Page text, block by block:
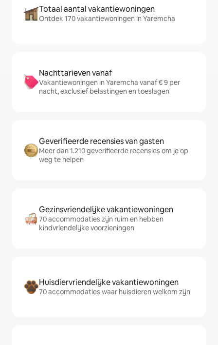
Totaal aantal vakantiewoningen
Ontdek 170 vakantiewoningen in Yaremcha
Nachttarieven vanaf
Vakantiewoningen in Yaremcha vanaf € 9 per
nacht, exclusief belastingen en toeslagen
Geverifieerde recensies van gasten
Meer dan 1.210 geverifieerde recensies om je op
weg te helpen
Gezinsvriendelijke vakantiewoningen
70 accommodaties zijn ruim en hebben
kindvriendelijke voorzieningen
Huisdiervriendelijke vakantiewoningen
70 accommodaties waar huisdieren welkom zijn